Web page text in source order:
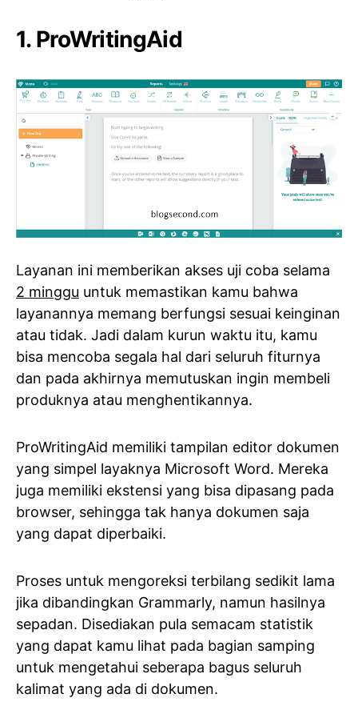
1. ProWritingAid
Layanan ini memberikan akses uji coba selama
2 minggu untuk memastikan kamu bahwa
layanannya memang berfungsi sesuai keinginan
atau tidak. Jadi dalam kurun waktu itu, kamu
bisa mencoba segala hal dari seluruh fiturnya
dan pada akhirnya memutuskan ingin membeli
produknya atau menghentikannya.
ProWritingAid memiliki tampilan editor dokumen
yang simpel layaknya Microsoft Word. Mereka
juga memiliki ekstensi yang bisa dipasang pada
browser, sehingga tak hanya dokumen saja
yang dapat diperbaiki.
Proses untuk mengoreksi terbilang sedikit lama
jika dibandingkan Grammarly, namun hasilnya
sepadan. Disediakan pula semacam statistik
yang dapat kamu lihat pada bagian samping
untuk mengetahui seberapa bagus seluruh
kalimat yang ada di dokumen.